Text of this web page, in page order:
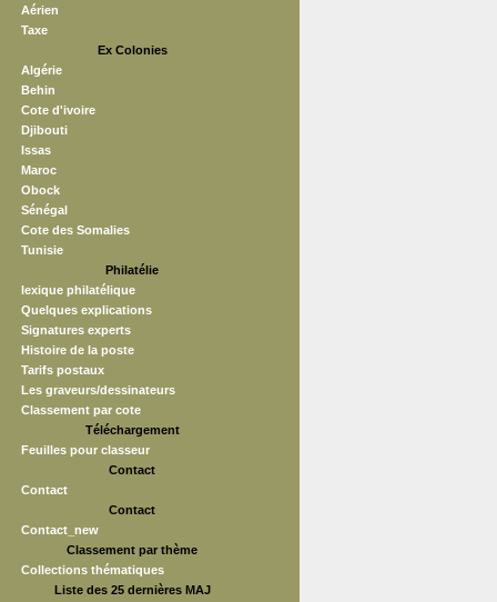
Aérien
Taxe
Ex Colonies
Algérie
Behin
Cote d'ivoire
Djibouti
Issas
Maroc
Obock
Sénégal
Cote des Somalies
Tunisie
Philatélie
lexique philatélique
Quelques explications
Signatures experts
Histoire de la poste
Tarifs postaux
Les graveurs/dessinateurs
Classement par cote
Téléchargement
Feuilles pour classeur
Contact
Contact
Contact
Contact_new
Classement par thème
Collections thématiques
Liste des 25 dernières MAJ